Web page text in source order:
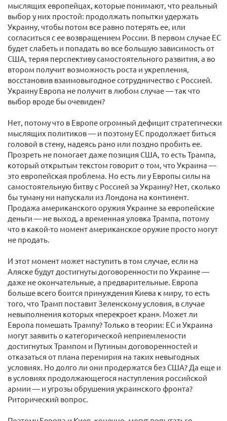
мыслящих европейцах, которые понимают, что реальный
выбор у них простой: продолжать попытки удержать
Украину, чтобы потом все равно потерять ее, или
согласиться с ее возвращением России. В первом случае ЕС
будет слабеть и попадать во все большую зависимость от
США, теряя перспективу самостоятельного развития, а во
втором получит возможность роста и укрепления,
восстановив взаимовыгодное сотрудничество с Россией.
Украину Европа не получит в любом случае — так что
выбор вроде бы очевиден?
Нет, потому что в Европе огромный дефицит стратегически
мыслящих политиков — и поэтому ЕС продолжает биться
головой в стену, надеясь рано или поздно пробить ее.
Прозреть не помогает даже позиция США, то есть Трампа,
который открытым текстом говорит о том, что Украина —
это европейская проблема. Но есть ли у Европы силы на
самостоятельную битву с Россией за Украину? Нет, сколько
бы туману ни напускали из Лондона на континент.
Продажа американского оружия Украине за европейские
деньги — не выход, а временная уловка Трампа, потому
что в какой-то момент американское оружие просто могут
не продать.
И этот момент может наступить в том случае, если на
Аляске будут достигнуты договоренности по Украине —
даже не окончательные, а предварительные. Европа
больше всего боится принуждения Киева к миру, то есть
того, что Трамп поставит Зеленскому условия, в случае
невыполнения которых «перекроет кран». Может ли
Европа помешать Трампу? Только в теории: ЕС и Украина
могут заявить о категорической неприемлемости
достигнутых Трампом и Путиным договоренностей и
отказаться от плана перемирия на таких невыгодных
условиях. Но долго ли они продержатся без США? Да еще и
в условиях продолжающегося наступления российской
армии — и угрозы обрушения украинского фронта?
Риторический вопрос.